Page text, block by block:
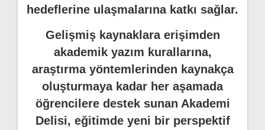
hedeflerine ulaşmalarına katkı sağlar.
Gelişmiş kaynaklara erişimden
akademik yazım kurallarına,
araştırma yöntemlerinden kaynakça
oluşturmaya kadar her aşamada
öğrencilere destek sunan Akademi
Delisi, eğitimde yeni bir perspektif